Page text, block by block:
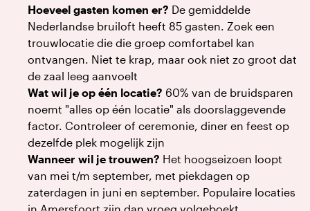
Hoeveel gasten komen er? De gemiddelde
Nederlandse bruiloft heeft 85 gasten. Zoek een
trouwlocatie die die groep comfortabel kan
ontvangen. Niet te krap, maar ook niet zo groot dat
de zaal leeg aanvoelt
Wat wil je op één locatie? 60% van de bruidsparen
noemt "alles op één locatie" als doorslaggevende
factor. Controleer of ceremonie, diner en feest op
dezelfde plek mogelijk zijn
Wanneer wil je trouwen? Het hoogseizoen loopt
van mei t/m september, met piekdagen op
zaterdagen in juni en september. Populaire locaties